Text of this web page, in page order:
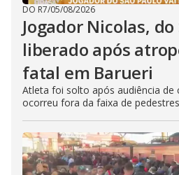
DO R7/05/08/2026
Jogador Nicolas, do
liberado após
fatal em Barueri
Atleta foi solto após audiência de
ocorreu fora da faixa de pedestres